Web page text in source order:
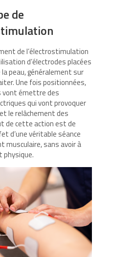
de
de l’électrostimulation
d’électrodes placées
la peau, généralement sur
Une fois positionnées,
vont émettre des
qui vont provoquer
le relâchement des
de cette action est de
d’une véritable séance
musculaire, sans avoir à
physique.